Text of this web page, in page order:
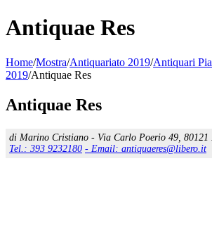
Antiquae Res
Home/Mostra/Antiquariato 2019/Antiquari
2019/Antiquae Res
Antiquae Res
di Marino Cristiano - Via Carlo Poerio 49, 80121
Tel.: 393 9232180 - Email: antiquaeres@libero.it